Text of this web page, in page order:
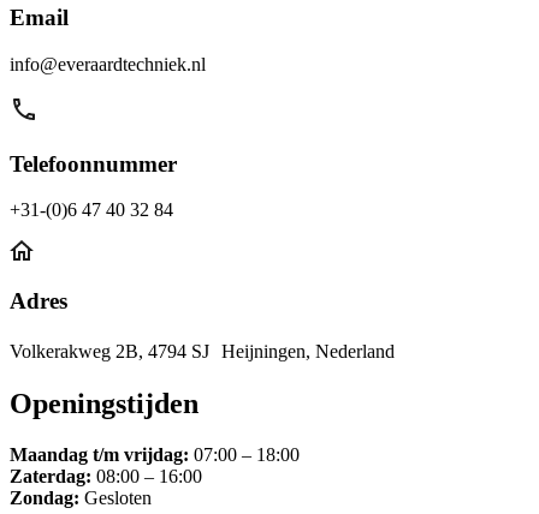
Email
info@everaardtechniek.nl
Telefoonnummer
+31-(0)6 47 40 32 84
Adres
Volkerakweg 2B, 4794 SJ Heijningen, Nederland
Openingstijden
Maandag t/m vrijdag: 07:00 – 18:00
Zaterdag: 08:00 – 16:00
Zondag: Gesloten